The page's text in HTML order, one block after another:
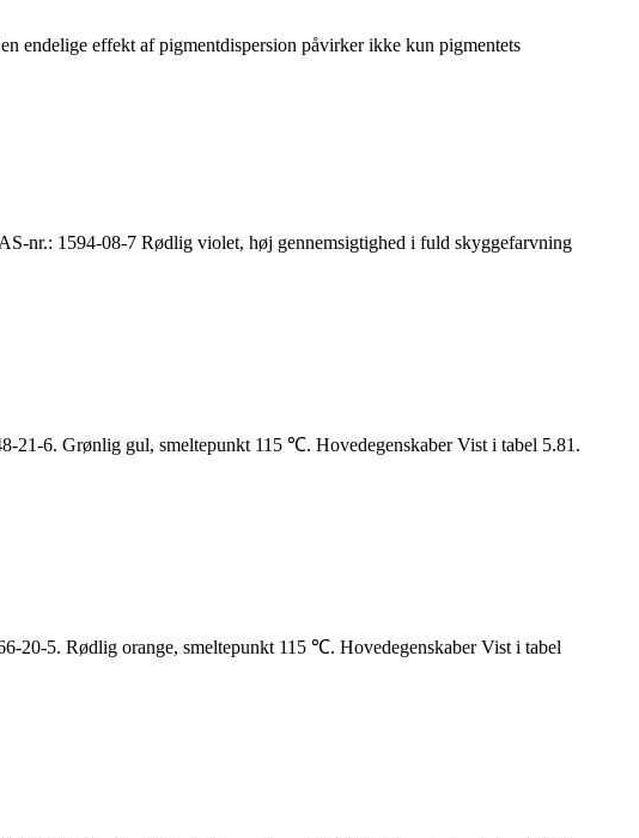
endelige effekt af pigmentdispersion påvirker ikke kun pigmentets
nr.: 1594-08-7 Rødlig violet, høj gennemsigtighed i fuld skyggefarvning
6. Grønlig gul, smeltepunkt 115 ℃. Hovedegenskaber Vist i tabel 5.81.
20-5. Rødlig orange, smeltepunkt 115 ℃. Hovedegenskaber Vist i tabel